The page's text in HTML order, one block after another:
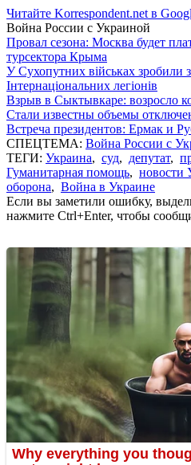
Читайте Korrespondent.net в
Война России с Украиной
Провал сезона: Москва будет
турсектора Крыма
У Сухопутних військах зробили
Інтернаціональних легіонів
Взрыв в Сыктывкаре: возросло
Стали известны объемы
Встреча президентов: Ермак и
СПЕЦТЕМА: Война России с
ТЕГИ: Украина, суд, депутат,
Гуманитарная помощь, новости
оборона, Война в Украине
Если вы заметили ошибку,
нажмите Ctrl+Enter, чтобы